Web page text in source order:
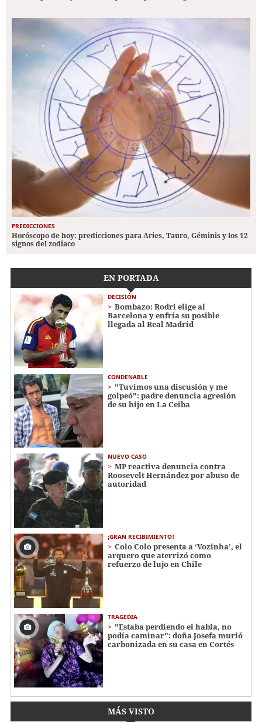
PREDICCIONES
Horóscopo de hoy: predicciones para Aries, Tauro, Géminis y los 12
signos del zodiaco
EN PORTADA
DECISIÓN
Bombazo: Rodri elige al
Barcelona y enfría su posible
llegada al Real Madrid
CONDENABLE
"Tuvimos una discusión y me
golpeó": padre denuncia agresión
de su hijo en La Ceiba
NUEVO CASO
MP reactiva denuncia contra
Roosevelt Hernández por abuso de
autoridad
¡GRAN RECIBIMIENTO!
Colo Colo presenta a ‘Vozinha’, el
arquero que aterrizó como
refuerzo de lujo en Chile
TRAGEDIA
"Estaba perdiendo el habla, no
podía caminar": doña Josefa murió
carbonizada en su casa en Cortés
MÁS VISTO